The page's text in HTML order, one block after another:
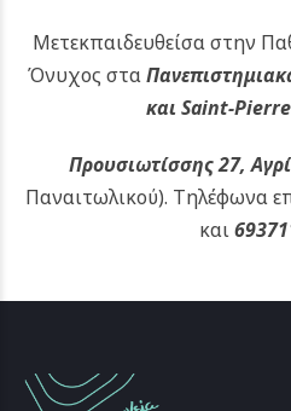
Μετεκπαιδευθείσα στην
Όνυχος στα
και Saint-
Προυσιωτίσσης 27,
Παναιτωλικού). Τηλέφωνα
και